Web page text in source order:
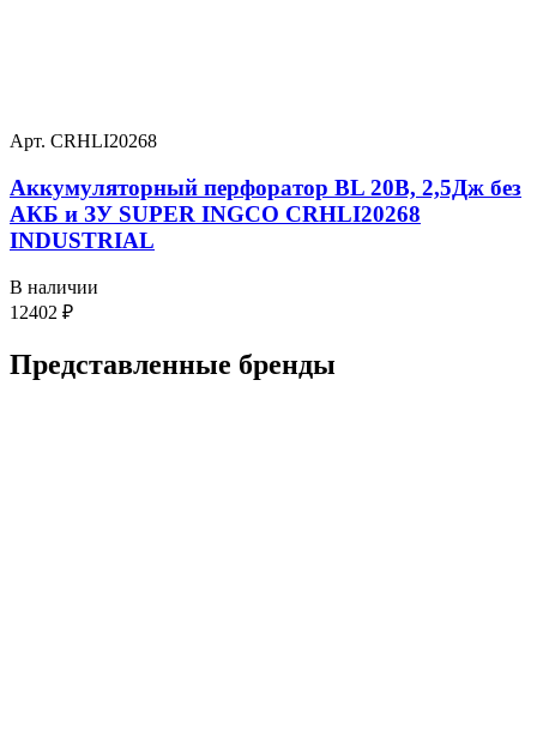
Арт. CRHLI20268
Аккумуляторный перфоратор BL 20В, 2,5Дж без
АКБ и ЗУ SUPER INGCO CRHLI20268
INDUSTRIAL
В наличии
12402 ₽
Представленные бренды